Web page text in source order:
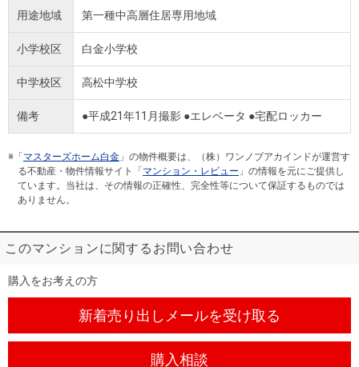
用途地域 第一種中高層住居専用地域
小学校区 白金小学校
中学校区 高松中学校
備考 ●平成21年11月撮影 ●エレベータ ●宅配ロッカー
※「 マスターズホーム白金 」の物件概要は、（株）ワンノブアカインドが運営す
る不動産・物件情報サイト「 マンション・レビュー 」の情報を元にご提供し
ています。当社は、その情報の正確性、完全性等について保証するものでは
ありません。
このマンションに関するお問い合わせ
購入をお考えの方
新着売り出しメールを受け取る
購入相談